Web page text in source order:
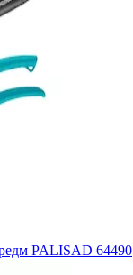
PALISAD 64490